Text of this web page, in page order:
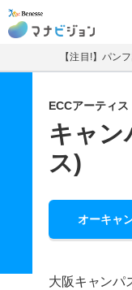
マナビ
【注目!】パン
ECCアーティ
キャン
ス)
オーキャ
大阪キャンパ